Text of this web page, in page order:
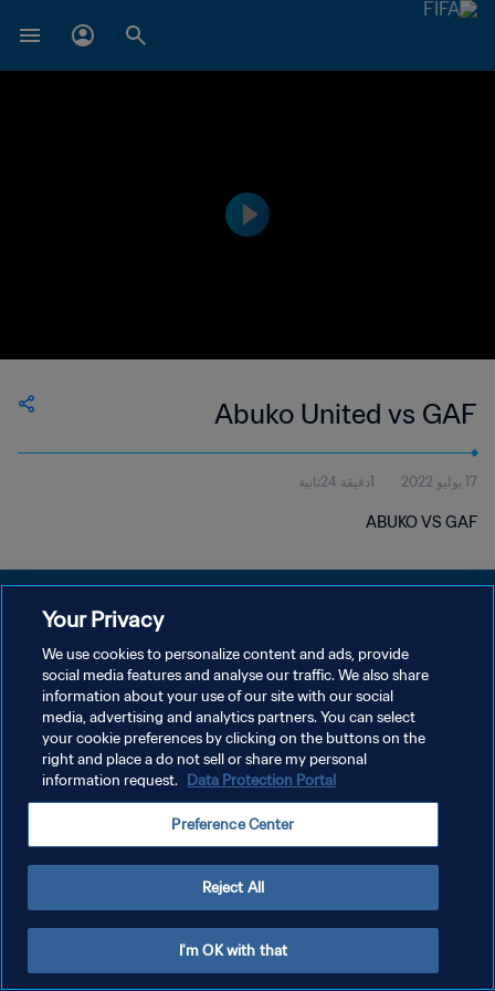
Abuko United vs GAF
17 يوليو 2022 1دقيقة 24ثانية
ABUKO VS GAF
سياسة الخصوصية
شروط الخدمة
إدارة تفضيلات ملفات تعريف الارتباط
Your Privacy
We use cookies to personalize content and ads, provide
social media features and analyse our traffic. We also share
information about your use of our site with our social
media, advertising and analytics partners. You can select
your cookie preferences by clicking on the buttons on the
right and place a do not sell or share my personal
information request. Data Protection Portal
Preference Center
Reject All
I'm OK with that